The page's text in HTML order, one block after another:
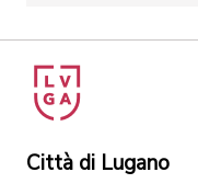
Città di Lugano